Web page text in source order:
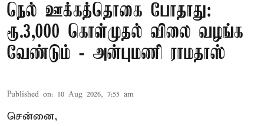
நெல் ஊக்கத்தொகை போதாது:
ரூ.3,000 கொள்முதல் விலை வழங்க
வேண்டும் - அன்புமணி ராமதாஸ்
Published on: 10 Aug 2026, 7:55 am
சென்னை,